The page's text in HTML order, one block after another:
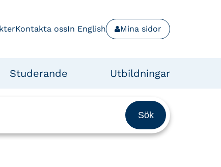
Kontakta ossIn English Mina sidor
Studerande Utbildningar